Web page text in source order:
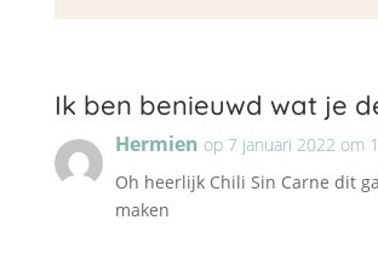
Ik ben benieuwd wat je
Hermien op 7 januari 2022 om
Oh heerlijk Chili Sin Carne dit
maken